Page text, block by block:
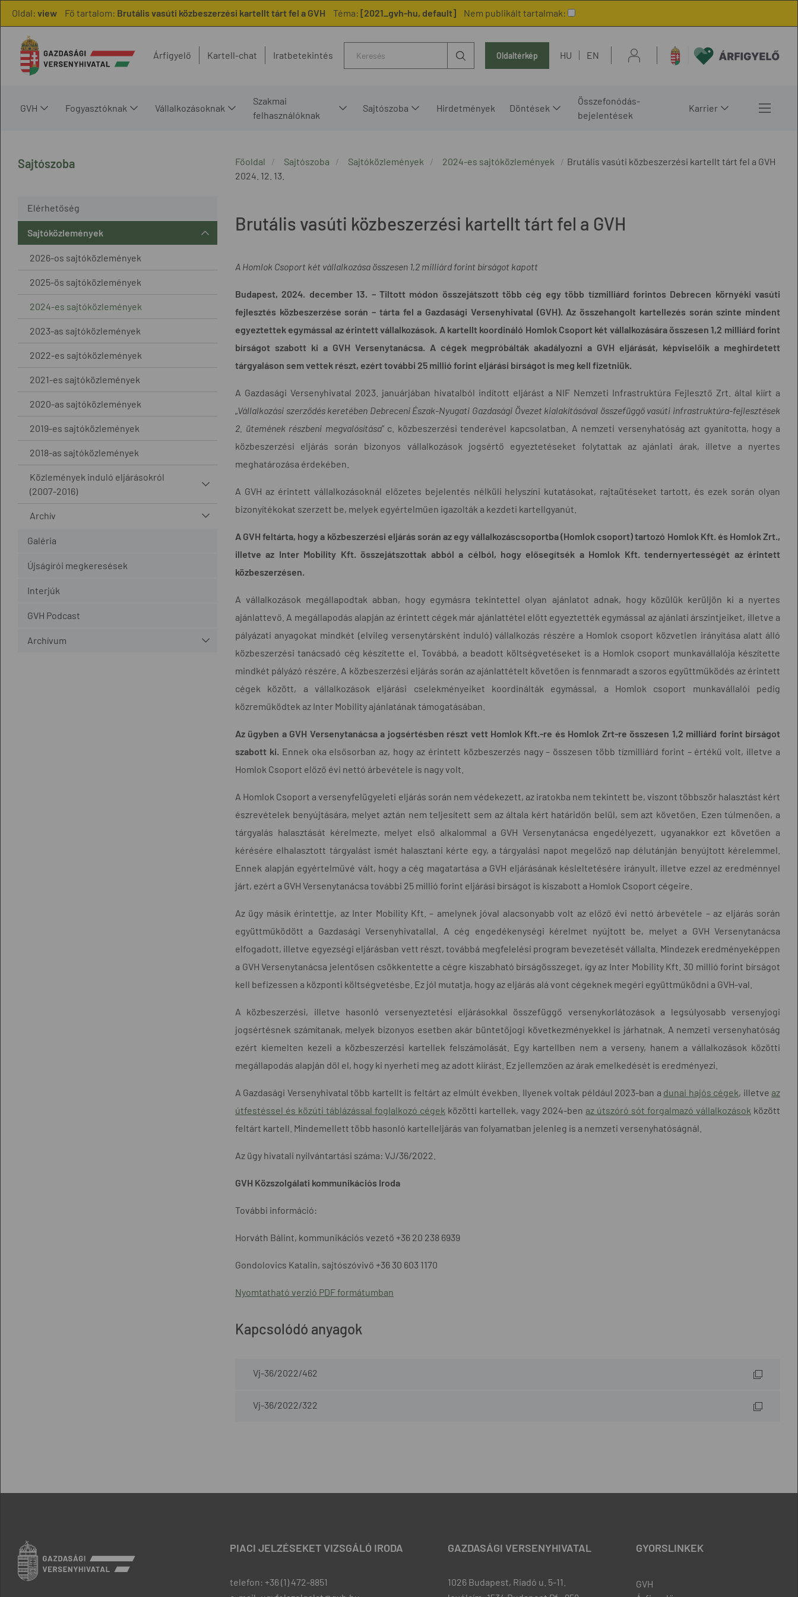
Oldal: view Fő tartalom: Brutális vasúti közbeszerzési kartellt tárt fel a GVH Téma: [2021_gvh-hu, default] Nem publikált tartalmak:
Árfigyelő Kartell-chat Iratbetekintés Oldaltérkép HU EN
GVH Fogyasztóknak Vállalkozásoknak
Szakmai
felhasználóknak
Sajtószoba Hirdetmények Döntések
Összefonódás-
bejelentések
Karrier
Sajtószoba
Elérhetőség
Sajtóközlemények
2026-os sajtóközlemények
2025-ös sajtóközlemények
2024-es sajtóközlemények
2023-as sajtóközlemények
2022-es sajtóközlemények
2021-es sajtóközlemények
2020-as sajtóközlemények
2019-es sajtóközlemények
2018-as sajtóközlemények
Közlemények induló eljárásokról
(2007-2016)
Archív
Galéria
Újságírói megkeresések
Interjúk
GVH Podcast
Archívum
Főoldal Sajtószoba Sajtóközlemények 2024-es sajtóközlemények
Brutális vasúti közbeszerzési kartellt tárt fel a GVH
2024. 12. 13.
Brutális vasúti közbeszerzési kartellt tárt fel a GVH
A Homlok Csoport két vállalkozása összesen 1,2 milliárd forint bírságot kapott
Budapest, 2024. december 13. – Tiltott módon összejátszott több cég egy több tízmilliárd forintos Debrecen környéki vasúti
fejlesztés közbeszerzése során – tárta fel a Gazdasági Versenyhivatal (GVH). Az összehangolt kartellezés során szinte mindent
egyeztettek egymással az érintett vállalkozások. A kartellt koordináló Homlok Csoport két vállalkozására összesen 1,2 milliárd forint
bírságot szabott ki a GVH Versenytanácsa. A cégek megpróbálták akadályozni a GVH eljárását, képviselőik a meghirdetett
tárgyaláson sem vettek részt, ezért további 25 millió forint eljárási bírságot is meg kell fizetniük.
A Gazdasági Versenyhivatal 2023. januárjában hivatalból indított eljárást a NIF Nemzeti Infrastruktúra Fejlesztő Zrt. által kiírt a
„Vállalkozási szerződés keretében Debreceni Észak-Nyugati Gazdasági Övezet kialakításával összefüggő vasúti infrastruktúra-fejlesztések
2. ütemének részbeni megvalósítása” c. közbeszerzési tenderével kapcsolatban. A nemzeti versenyhatóság azt gyanította, hogy a
közbeszerzési eljárás során bizonyos vállalkozások jogsértő egyeztetéseket folytattak az ajánlati árak, illetve a nyertes
meghatározása érdekében.
A GVH az érintett vállalkozásoknál előzetes bejelentés nélküli helyszíni kutatásokat, rajtaütéseket tartott, és ezek során olyan
bizonyítékokat szerzett be, melyek egyértelműen igazolták a kezdeti kartellgyanút.
A GVH feltárta, hogy a közbeszerzési eljárás során az egy vállalkozáscsoportba (Homlok csoport) tartozó Homlok Kft. és Homlok Zrt.,
illetve az Inter Mobility Kft. összejátszottak abból a célból, hogy elősegítsék a Homlok Kft. tendernyertességét az érintett
közbeszerzésen.
A vállalkozások megállapodtak abban, hogy egymásra tekintettel olyan ajánlatot adnak, hogy közülük kerüljön ki a nyertes
ajánlattevő. A megállapodás alapján az érintett cégek már ajánlattétel előtt egyeztették egymással az ajánlati árszintjeiket, illetve a
pályázati anyagokat mindkét (elvileg versenytársként induló) vállalkozás részére a Homlok csoport közvetlen irányítása alatt álló
közbeszerzési tanácsadó cég készítette el. Továbbá, a beadott költségvetéseket is a Homlok csoport munkavállalója készítette
mindkét pályázó részére. A közbeszerzési eljárás során az ajánlattételt követően is fennmaradt a szoros együttműködés az érintett
cégek között, a vállalkozások eljárási cselekményeiket koordinálták egymással, a Homlok csoport munkavállalói pedig
közreműködtek az Inter Mobility ajánlatának támogatásában.
Az ügyben a GVH Versenytanácsa a jogsértésben részt vett Homlok Kft.-re és Homlok Zrt-re összesen 1,2 milliárd forint bírságot
szabott ki. Ennek oka elsősorban az, hogy az érintett közbeszerzés nagy – összesen több tízmilliárd forint – értékű volt, illetve a
Homlok Csoport előző évi nettó árbevétele is nagy volt.
A Homlok Csoport a versenyfelügyeleti eljárás során nem védekezett, az iratokba nem tekintett be, viszont többször halasztást kért
észrevételek benyújtására, melyet aztán nem teljesített sem az általa kért határidőn belül, sem azt követően. Ezen túlmenően, a
tárgyalás halasztását kérelmezte, melyet első alkalommal a GVH Versenytanácsa engedélyezett, ugyanakkor ezt követően a
kérésére elhalasztott tárgyalást ismét halasztani kérte egy, a tárgyalási napot megelőző nap délutánján benyújtott kérelemmel.
Ennek alapján egyértelművé vált, hogy a cég magatartása a GVH eljárásának késleltetésére irányult, illetve ezzel az eredménnyel
járt, ezért a GVH Versenytanácsa további 25 millió forint eljárási bírságot is kiszabott a Homlok Csoport cégeire.
Az ügy másik érintettje, az Inter Mobility Kft. – amelynek jóval alacsonyabb volt az előző évi nettó árbevétele – az eljárás során
együttműködött a Gazdasági Versenyhivatallal. A cég engedékenységi kérelmet nyújtott be, melyet a GVH Versenytanácsa
elfogadott, illetve egyezségi eljárásban vett részt, továbbá megfelelési program bevezetését vállalta. Mindezek eredményeképpen
a GVH Versenytanácsa jelentősen csökkentette a cégre kiszabható bírságösszeget, így az Inter Mobility Kft. 30 millió forint bírságot
kell befizessen a központi költségvetésbe. Ez jól mutatja, hogy az eljárás alá vont cégeknek megéri együttműködni a GVH-val.
A közbeszerzési, illetve hasonló versenyeztetési eljárásokkal összefüggő versenykorlátozások a legsúlyosabb versenyjogi
jogsértésnek számítanak, melyek bizonyos esetben akár büntetőjogi következményekkel is járhatnak. A nemzeti versenyhatóság
ezért kiemelten kezeli a közbeszerzési kartellek felszámolását. Egy kartellben nem a verseny, hanem a vállalkozások közötti
megállapodás alapján dől el, hogy ki nyerheti meg az adott kiírást. Ez jellemzően az árak emelkedését is eredményezi.
A Gazdasági Versenyhivatal több kartellt is feltárt az elmúlt években. Ilyenek voltak például 2023-ban a dunai hajós cégek, illetve az
útfestéssel és közúti táblázással foglalkozó cégek közötti kartellek, vagy 2024-ben az útszóró sót forgalmazó vállalkozások között
feltárt kartell. Mindemellett több hasonló kartelleljárás van folyamatban jelenleg is a nemzeti versenyhatóságnál.
Az ügy hivatali nyilvántartási száma: VJ/36/2022.
GVH Közszolgálati kommunikációs Iroda
További információ:
Horváth Bálint, kommunikációs vezető +36 20 238 6939
Gondolovics Katalin, sajtószóvivő +36 30 603 1170
Nyomtatható verzió PDF formátumban
Kapcsolódó anyagok
Vj-36/2022/462
Vj-36/2022/322
PIACI JELZÉSEKET VIZSGÁLÓ IRODA
telefon: +36 (1) 472-8851
GAZDASÁGI VERSENYHIVATAL
1026 Budapest, Riadó u. 5-11.
GYORSLINKEK
GVH